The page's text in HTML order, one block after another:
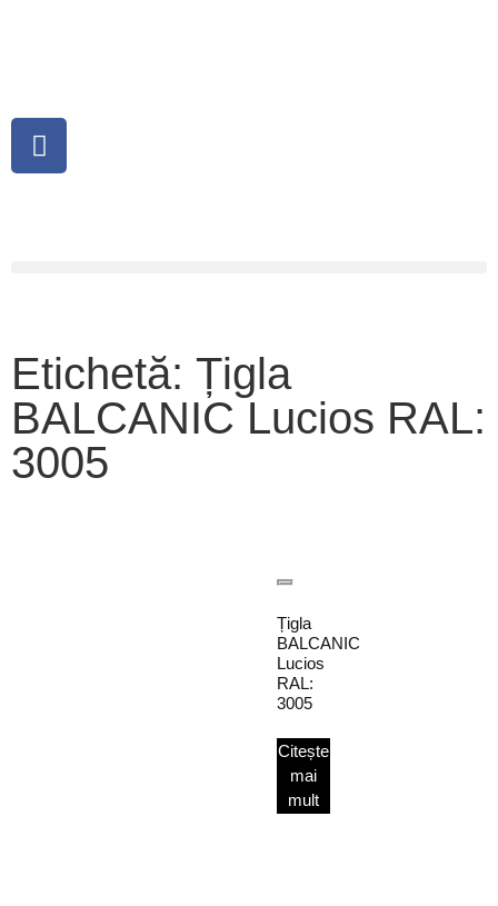
Etichetă: Țigla
BALCANIC Lucios RAL:
3005
Țigla
BALCANIC
Lucios
RAL:
3005
Citește
mai
mult